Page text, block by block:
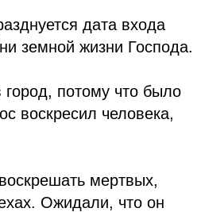
дата входа
земной жизни Господа.
потому что было
воскресил человека,
мертвых,
Ожидали, что он